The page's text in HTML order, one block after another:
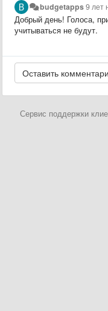
budgetapps9 лет
Добрый день! Голоса,
учитываться не будут.
Сервис поддержки